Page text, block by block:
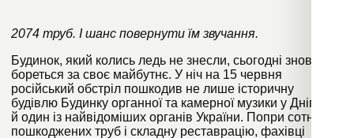
2074 труб. І шанс повернути їм звучання.
Будинок, який колись ледь не знесли, сьогодні знову
бореться за своє майбутнє. У ніч на 15 червня
російський обстріл пошкодив не лише історичну
будівлю Будинку органної та камерної музики у Дніпрі, а
й один із найвідоміших органів України. Попри сотні
пошкоджених труб і складну реставрацію, фахівці